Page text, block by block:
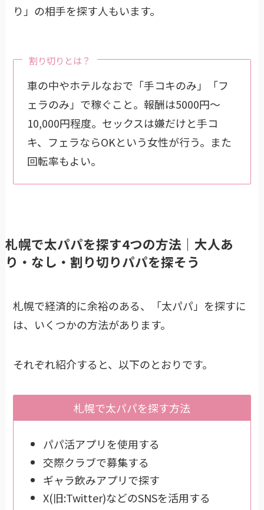
り」の相手を探す人もいます。
割り切りとは？
車の中やホテルなおで「手コキのみ」「フ
ェラのみ」で稼ぐこと。報酬は5000円〜
10,000円程度。セックスは嫌だけと手コ
キ、フェラならOKという女性が行う。また
回転率もよい。
札幌で太パパを探す4つの方法｜大人あ
り・なし・割り切りパパを探そう
札幌で経済的に余裕のある、「太パパ」を探すに
は、いくつかの方法があります。
それぞれ紹介すると、以下のとおりです。
札幌で太パパを探す方法
パパ活アプリを使用する
交際クラブで募集する
ギャラ飲みアプリで探す
X(旧:Twitter)などのSNSを活用する